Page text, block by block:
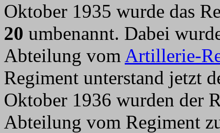
Oktober 1935 wurde das
20 umbenannt. Dabei
Abteilung vom Artillerie-
Regiment unterstand jetzt
Oktober 1936 wurden der
Abteilung vom Regiment